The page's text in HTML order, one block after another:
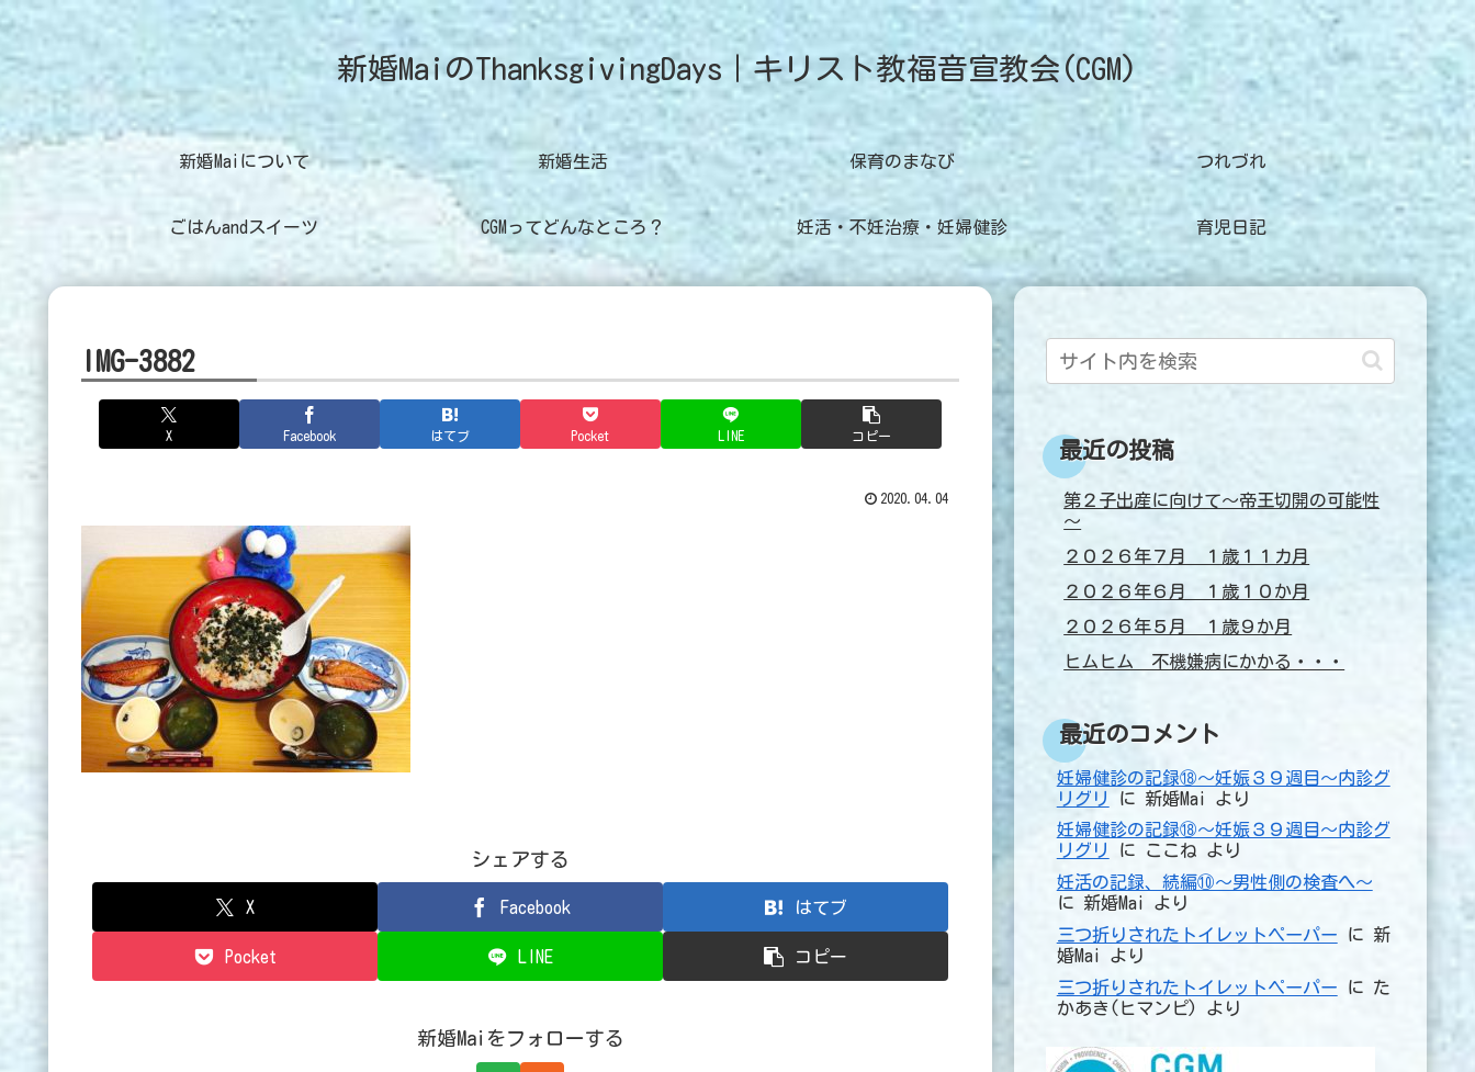
新婚MaiのThanksgivingDays｜キリスト教福音宣教会(CGM)
新婚Maiについて 新婚生活 保育のまなび つれづれ
ごはんandスイーツ CGMってどんなところ？ 妊活・不妊治療・妊婦健診 育児日記
IMG-3882
X Facebook はてブ Pocket LINE コピー
2020.04.04
シェアする
X Facebook はてブ
Pocket LINE コピー
新婚Maiをフォローする
最近の投稿
第２子出産に向けて～帝王切開の可能性
～
２０２６年７月 １歳１１カ月
２０２６年６月 １歳１０か月
２０２６年５月 １歳９か月
ヒムヒム 不機嫌病にかかる・・・
最近のコメント
妊婦健診の記録⑱～妊娠３９週目～内診グ
リグリ
に 新婚Mai
より
妊婦健診の記録⑱～妊娠３９週目～内診グ
リグリ
に ここね より
妊活の記録、続編⑩～男性側の検査へ～
に 新婚Mai
より
三つ折りされたトイレットペーパー に 新
婚Mai
より
三つ折りされたトイレットペーパー に た
かあき(ヒマンピ)
より